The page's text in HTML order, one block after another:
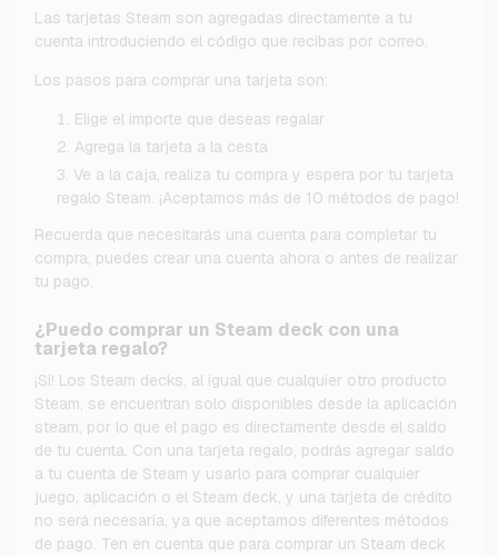
Las tarjetas Steam son agregadas directamente a tu
cuenta introduciendo el código que recibas por correo.
Los pasos para comprar una tarjeta son:
Elige el importe que deseas regalar
Agrega la tarjeta a la cesta
Ve a la caja, realiza tu compra y espera por tu tarjeta
regalo Steam. ¡Aceptamos más de 10 métodos de pago!
Recuerda que necesitarás una cuenta para completar tu
compra, puedes crear una cuenta ahora o antes de realizar
tu pago.
¿Puedo comprar un Steam deck con una
tarjeta regalo?
¡Si! Los Steam decks, al igual que cualquier otro producto
Steam, se encuentran solo disponibles desde la aplicación
steam, por lo que el pago es directamente desde el saldo
de tu cuenta. Con una tarjeta regalo, podrás agregar saldo
a tu cuenta de Steam y usarlo para comprar cualquier
juego, aplicación o el Steam deck, y una tarjeta de crédito
no será necesaria, ya que aceptamos diferentes métodos
de pago. Ten en cuenta que para comprar un Steam deck